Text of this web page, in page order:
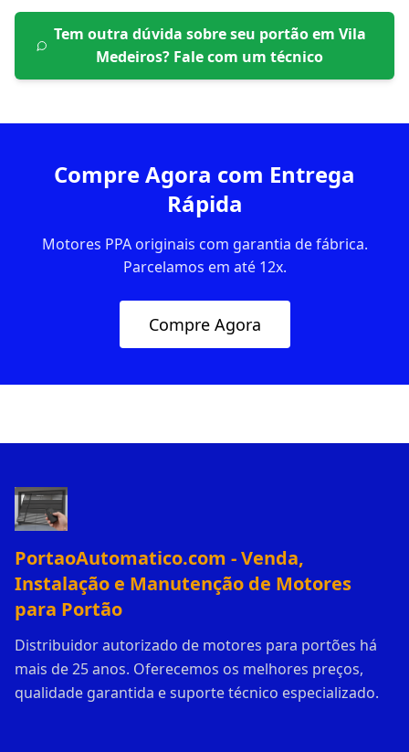
Tem outra dúvida sobre seu portão em Vila
Medeiros? Fale com um técnico
Compre Agora com Entrega
Rápida
Motores PPA originais com garantia de fábrica.
Parcelamos em até 12x.
Compre Agora
PortaoAutomatico.com - Venda,
Instalação e Manutenção de Motores
para Portão
Distribuidor autorizado de motores para portões há
mais de 25 anos. Oferecemos os melhores preços,
qualidade garantida e suporte técnico especializado.